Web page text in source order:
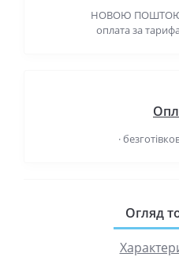
НОВОЮ
оплата за
·
Огляд